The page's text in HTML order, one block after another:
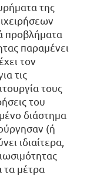
της
προβλήματα
παραμένει
τον
τις
τους
του
διάστημα
(ή
ιδιαίτερα,
τα μέτρα